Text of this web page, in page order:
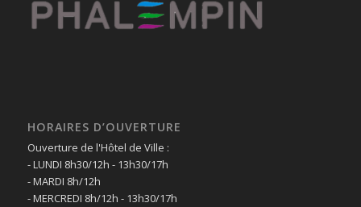
HORAIRES D’OUVERTURE
Ouverture de l'Hôtel de Ville :
- LUNDI 8h30/12h - 13h30/17h
- MARDI 8h/12h
- MERCREDI 8h/12h - 13h30/17h